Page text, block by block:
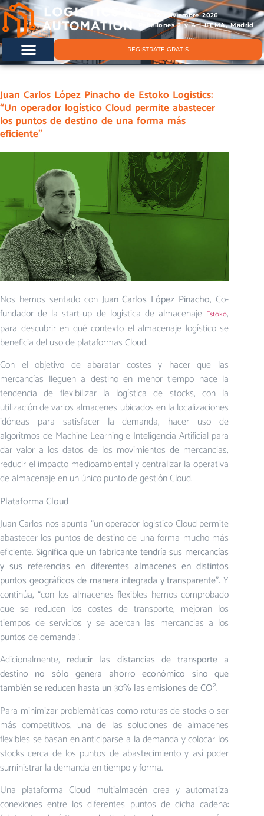
11 & 12 noviembre 2026
Pabellones 2 y 4 | IFEMA, Madrid
REGISTRATE GRATIS
Juan Carlos López Pinacho de Estoko Logistics:
“Un operador logístico Cloud permite abastecer
los puntos de destino de una forma más
eficiente”
Nos hemos sentado con Juan Carlos López Pinacho, Co-
fundador de la start-up de logística de almacenaje Estoko,
para descubrir en qué contexto el almacenaje logístico se
beneficia del uso de plataformas Cloud.
Con el objetivo de abaratar costes y hacer que las
mercancías lleguen a destino en menor tiempo nace la
tendencia de flexibilizar la logística de stocks, con la
utilización de varios almacenes ubicados en la localizaciones
idóneas para satisfacer la demanda, hacer uso de
algoritmos de Machine Learning e Inteligencia Artificial para
dar valor a los datos de los movimientos de mercancías,
reducir el impacto medioambiental y centralizar la operativa
de almacenaje en un único punto de gestión Cloud.
Plataforma Cloud
Juan Carlos nos apunta “un operador logístico Cloud permite
abastecer los puntos de destino de una forma mucho más
eficiente.Significa que un fabricante tendría sus mercancías
y sus referencias en diferentes almacenes en distintos
puntos geográficos de manera integrada y transparente”. Y
continúa, “con los almacenes flexibles hemos comprobado
que se reducen los costes de transporte, mejoran los
tiempos de servicios y se acercan las mercancías a los
puntos de demanda”.
Adicionalmente, reducir las distancias de transporte a
destino no sólo genera ahorro económico sino que
también se reducen hasta un 30% las emisiones de CO2.
Para minimizar problemáticas como roturas de stocks o ser
más competitivos, una de las soluciones de almacenes
flexibles se basan en anticiparse a la demanda y colocar los
stocks cerca de los puntos de abastecimiento y así poder
suministrar la demanda en tiempo y forma.
Una plataforma Cloud multialmacén crea y automatiza
conexiones entre los diferentes puntos de dicha cadena: